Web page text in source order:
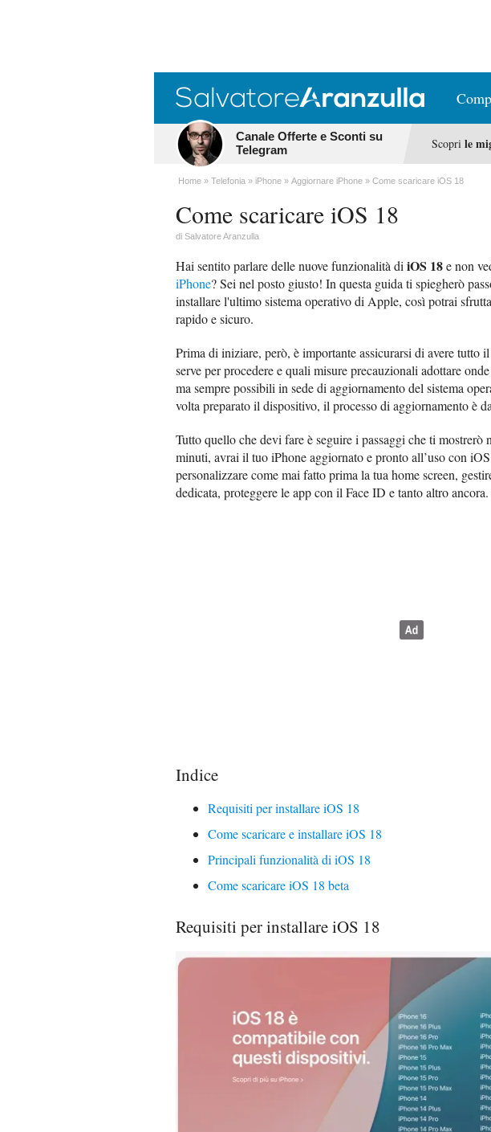
Canale Offerte e Sconti su
Telegram
Scopri le
Home Telefonia iPhone Aggiornare iPhone Come scaricare iOS 18
Come scaricare iOS 18
di Salvatore Aranzulla
Hai sentito parlare delle nuove funzionalità di iOS 18e non
iPhone? Sei nel posto giusto! In questa guida ti spiegherò
installare l'ultimo sistema operativo di Apple, così potrai
rapido e sicuro.
Prima di iniziare, però, è importante assicurarsi di avere tutto
serve per procedere e quali misure precauzionali adottare
ma sempre possibili in sede di aggiornamento del sistema
volta preparato il dispositivo, il processo di aggiornamento è
Tutto quello che devi fare è seguire i passaggi che ti mostrerò
minuti, avrai il tuo iPhone aggiornato e pronto all’uso con
personalizzare come mai fatto prima la tua home screen,
dedicata, proteggere le app con il Face ID e tanto altro
Indice
Requisiti per installare iOS 18
Come scaricare e installare iOS 18
Principali funzionalità di iOS 18
Come scaricare iOS 18 beta
Requisiti per installare iOS 18